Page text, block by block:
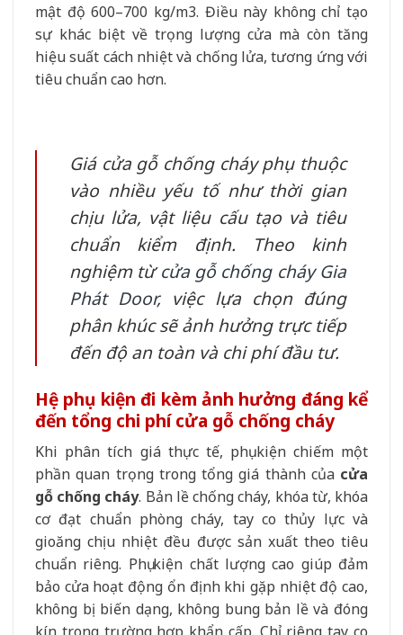
mật độ 600–700 kg/m3. Điều này không chỉ tạo
sự khác biệt về trọng lượng cửa mà còn tăng
hiệu suất cách nhiệt và chống lửa, tương ứng với
tiêu chuẩn cao hơn.
Giá cửa gỗ chống cháy phụ thuộc
vào nhiều yếu tố như thời gian
chịu lửa, vật liệu cấu tạo và tiêu
chuẩn kiểm định. Theo kinh
nghiệm từcửa gỗ chống cháy Gia
Phát Door, việc lựa chọn đúng
phân khúc sẽ ảnh hưởng trực tiếp
đến độ an toàn và chi phí đầu tư.
Hệ phụ kiện đi kèm ảnh hưởng đáng kể
đến tổng chi phí cửa gỗ chống cháy
Khi phân tích giá thực tế, phụ kiện chiếm một
phần quan trọng trong tổng giá thành của cửa
gỗ chống cháy. Bản lề chống cháy, khóa từ, khóa
cơ đạt chuẩn phòng cháy, tay co thủy lực và
gioăng chịu nhiệt đều được sản xuất theo tiêu
chuẩn riêng. Phụ kiện chất lượng cao giúp đảm
bảo cửa hoạt động ổn định khi gặp nhiệt độ cao,
không bị biến dạng, không bung bản lề và đóng